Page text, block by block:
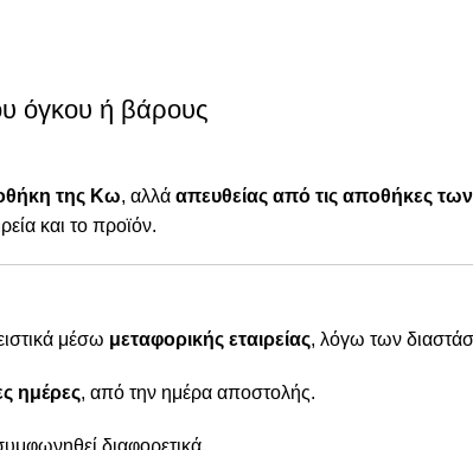
όγκου ή βάρους
της Κω, αλλά απευθείας από τις αποθήκες
και το προϊόν.
μέσω μεταφορικής εταιρείας, λόγω των
ημέρες, από την ημέρα αποστολής.